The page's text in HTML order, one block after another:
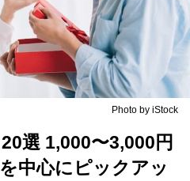
Photo by iStock
選 1,000〜3,000円
中心にピックアッ